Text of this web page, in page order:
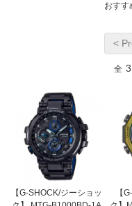
おすす
<
全 3
【G-SHOCK/ジーショッ
【